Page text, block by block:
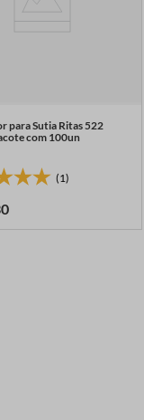
para Sutia Ritas 522
com 100un
(1)